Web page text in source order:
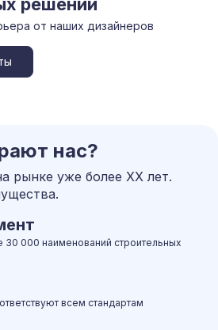
от наших дизайнеров
нас?
рынке уже более ХХ лет.
30 000 наименований строительных
всем стандартам